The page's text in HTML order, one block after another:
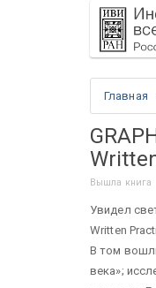
Главная
Вышла книга
Увидел
Written
В том
века»;